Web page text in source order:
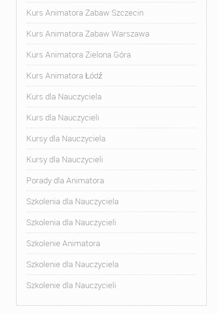
Kurs Animatora Zabaw Szczecin
Kurs Animatora Zabaw Warszawa
Kurs Animatora Zielona Góra
Kurs Animatora Łódź
Kurs dla Nauczyciela
Kurs dla Nauczycieli
Kursy dla Nauczyciela
Kursy dla Nauczycieli
Porady dla Animatora
Szkolenia dla Nauczyciela
Szkolenia dla Nauczycieli
Szkolenie Animatora
Szkolenie dla Nauczyciela
Szkolenie dla Nauczycieli